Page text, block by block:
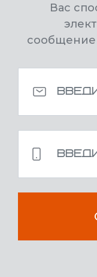
Вас
сообщение